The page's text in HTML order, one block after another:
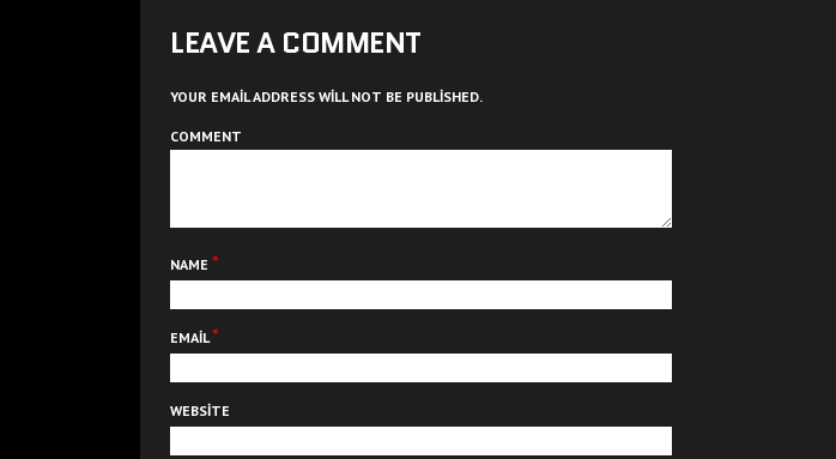
LEAVE A COMMENT
YOUR EMAIL ADDRESS WILL NOT BE PUBLISHED.
COMMENT
NAME *
EMAIL*
WEBSITE